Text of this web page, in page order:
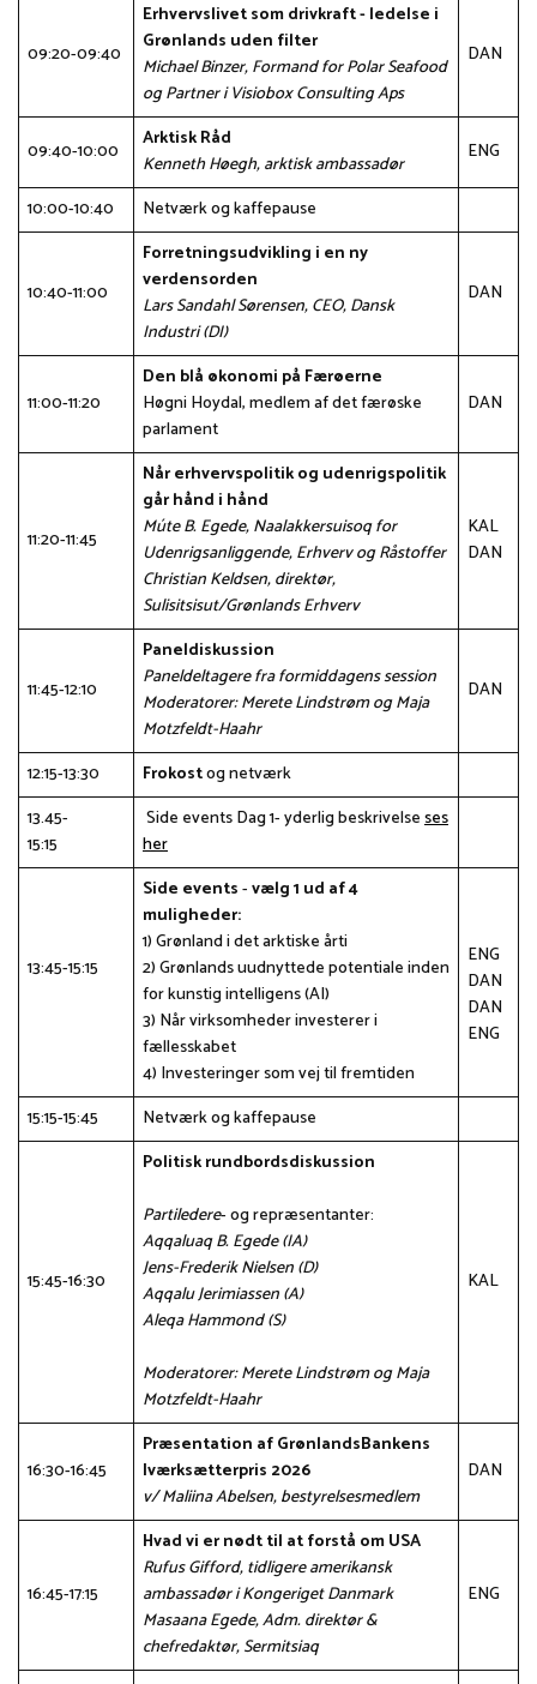
09:20-09:40
Erhvervslivet som drivkraft - ledelse i
Grønlands uden filter
Michael Binzer, Formand for Polar Seafood
og Partner i Visiobox Consulting Aps
DAN
09:40-10:00
Arktisk Råd
Kenneth Høegh, arktisk ambassadør
ENG
10:00-10:40 Netværk og kaffepause
10:40-11:00
Forretningsudvikling i en ny
verdensorden
Lars Sandahl Sørensen, CEO, Dansk
Industri (DI)
DAN
11:00-11:20
Den blå økonomi på Færøerne
Høgni Hoydal, medlem af det færøske
parlament
DAN
11:20-11:45
Når erhvervspolitik og udenrigspolitik
går hånd i hånd
Múte B. Egede, Naalakkersuisoq for
Udenrigsanliggende, Erhverv og Råstoffer
Christian Keldsen, direktør,
Sulisitsisut/Grønlands Erhverv
KAL
DAN
11:45-12:10
Paneldiskussion
Paneldeltagere fra formiddagens session
Moderatorer: Merete Lindstrøm og Maja
Motzfeldt-Haahr
DAN
12:15-13:30 Frokostog netværk
13.45-
15:15
Side events Dag 1- yderlig beskrivelseses
her
13:45-15:15
Side events-vælg 1 ud af 4
muligheder:
1) Grønland i det arktiske årti
2) Grønlands uudnyttede potentiale inden
for kunstig intelligens (AI)
3) Når virksomheder investerer i
fællesskabet
4) Investeringer som vej til fremtiden
ENG
DAN
DAN
ENG
15:15-15:45 Netværk og kaffepause
15:45-16:30
Politisk rundbordsdiskussion
Partiledere- og repræsentanter:
Aqqaluaq B. Egede (IA)
Jens-Frederik Nielsen (D)
Aqqalu Jerimiassen (A)
Aleqa Hammond (S)
Moderatorer: Merete Lindstrøm og Maja
Motzfeldt-Haahr
KAL
16:30-16:45
Præsentation af GrønlandsBankens
Iværksætterpris 2026
v/ Maliina Abelsen, bestyrelsesmedlem
DAN
16:45-17:15
Hvad vi er nødt til at forstå om USA
Rufus Gifford, tidligere amerikansk
ambassadør i Kongeriget Danmark
Masaana Egede, Adm. direktør &
chefredaktør, Sermitsiaq
ENG